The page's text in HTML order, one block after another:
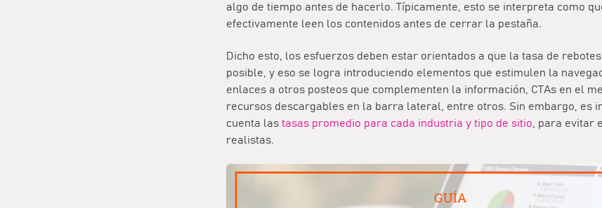
algo de tiempo antes de hacerlo. Típicamente, esto se interpreta como
efectivamente leen los contenidos antes de cerrar la pestaña.
Dicho esto, los esfuerzos deben estar orientados a que la tasa de
posible, y eso se logra introduciendo elementos que estimulen la
enlaces a otros posteos que complementen la información, CTAs en el
recursos descargables en la barra lateral, entre otros. Sin embargo, es
cuenta las tasas promedio para cada industria y tipo de sitio , para evitar
realistas.